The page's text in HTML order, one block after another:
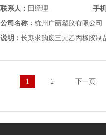
联系人： 田经理
手
公司名称： 杭州广丽塑胶有限公司
说明： 长期求购废三元乙丙橡胶制
1 2 下一页